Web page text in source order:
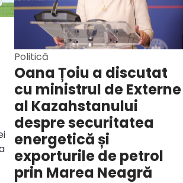
Politică
Oana Țoiu a discutat
cu ministrul de Externe
al Kazahstanului
despre securitatea
energetică și
exporturile de petrol
prin Marea Neagră